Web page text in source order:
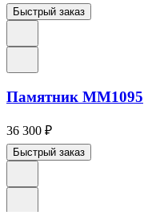
Быстрый заказ
Памятник ММ1095
36 300 ₽
Быстрый заказ